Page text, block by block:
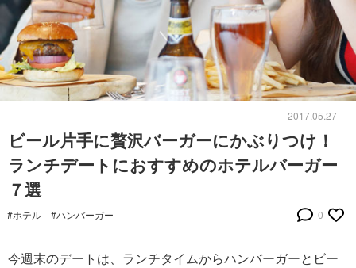
2017.05.27
ビール片手に贅沢バーガーにかぶりつけ！
ランチデートにおすすめのホテルバーガー
７選
#ホテル #ハンバーガー 0
今週末のデートは、ランチタイムからハンバーガーとビー